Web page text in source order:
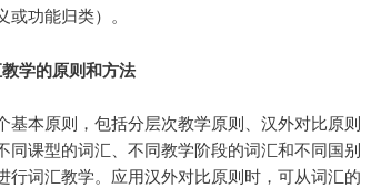
功能归类）。
学的原则和方法
本原则，包括分层次教学原则、汉外对比原则
课型的词汇、不同教学阶段的词汇和不同国别
行词汇教学。应用汉外对比原则时，可从词汇的